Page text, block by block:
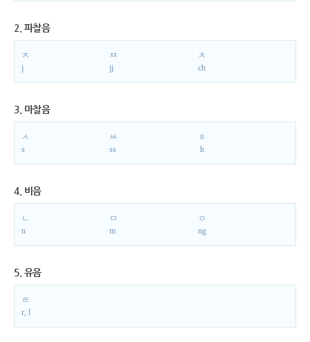
2. 파찰음
ㅈ
j
ㅉ
jj
ㅊ
ch
3. 마찰음
ㅅ
s
ㅆ
ss
ㅎ
h
4. 비음
ㄴ
n
ㅁ
m
ㅇ
ng
5. 유음
ㄹ
r, l